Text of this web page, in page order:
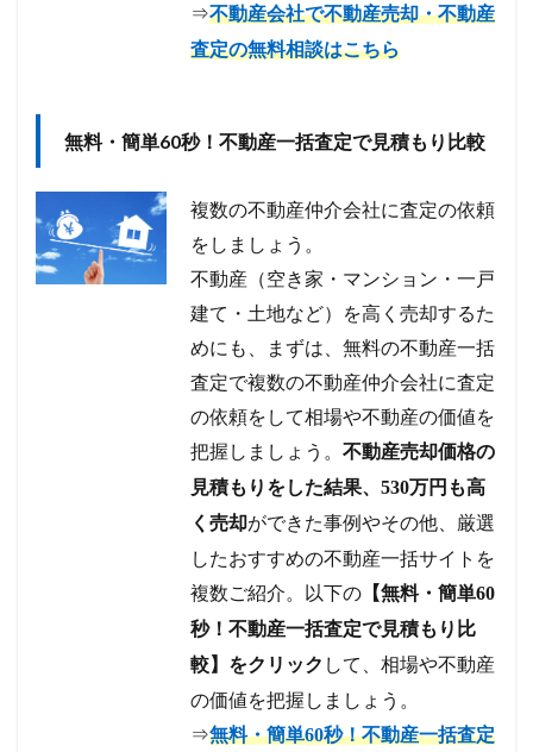
⇒不動産会社で不動産売却・不動産
査定の無料相談はこちら
無料・簡単60秒！不動産一括査定で見積もり比較
複数の不動産仲介会社に査定の依頼
をしましょう。
不動産（空き家・マンション・一戸
建て・土地など）を高く売却するた
めにも、まずは、無料の不動産一括
査定で複数の不動産仲介会社に査定
の依頼をして相場や不動産の価値を
把握しましょう。不動産売却価格の
見積もりをした結果、530万円も高
く売却ができた事例やその他、厳選
したおすすめの不動産一括サイトを
複数ご紹介。以下の 【無料・簡単60
秒！不動産一括査定で見積もり比
較】をクリック して、相場や不動産
の価値を把握しましょう。
⇒無料・簡単60秒！不動産一括査定